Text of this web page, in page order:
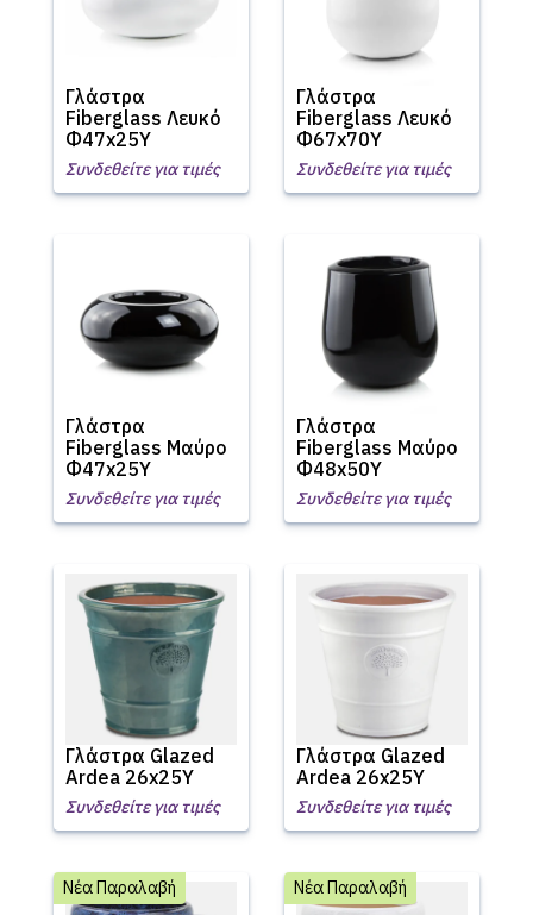
Γλάστρα
Fiberglass Λευκό
Φ47x25Υ
Συνδεθείτε για τιμές
Γλάστρα
Fiberglass Λευκό
Φ67x70Υ
Συνδεθείτε για τιμές
Γλάστρα
Fiberglass Μαύρο
Φ47x25Υ
Συνδεθείτε για τιμές
Γλάστρα
Fiberglass Μαύρο
Φ48x50Υ
Συνδεθείτε για τιμές
Γλάστρα Glazed
Ardea 26x25Υ
Συνδεθείτε για τιμές
Γλάστρα Glazed
Ardea 26x25Υ
Συνδεθείτε για τιμές
Νέα Παραλαβή Νέα Παραλαβή